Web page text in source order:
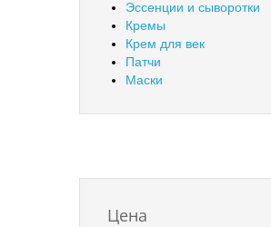
Эссенции и сыворотки
Кремы
Крем для век
Патчи
Маски
Цена